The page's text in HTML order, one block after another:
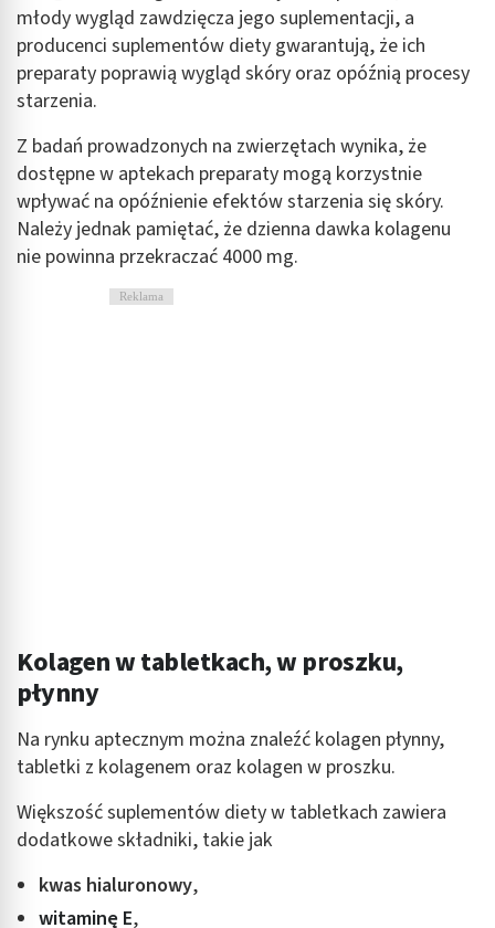
młody wygląd zawdzięcza jego suplementacji, a
producenci suplementów diety gwarantują, że ich
preparaty poprawią wygląd skóry oraz opóźnią procesy
starzenia.
Z badań prowadzonych na zwierzętach wynika, że
dostępne w aptekach preparaty mogą korzystnie
wpływać na opóźnienie efektów starzenia się skóry.
Należy jednak pamiętać, że dzienna dawka kolagenu
nie powinna przekraczać 4000 mg.
Reklama
Kolagen w tabletkach, w proszku,
płynny
Na rynku aptecznym można znaleźć kolagen płynny,
tabletki z kolagenem oraz kolagen w proszku.
Większość suplementów diety w tabletkach zawiera
dodatkowe składniki, takie jak
kwas hialuronowy,
witaminę E,
Wykorzystywanie ograniczonych danych do
wyboru reklam
Tworzenie profili w celu spersonalizowanych
reklam
Wykorzystanie profili do wyboru
spersonalizowanych reklam
Tworzenie profili w celu personalizacji treści
Wykorzystywanie profili w celu doboru
Identyfikowanie urządzeń na podstawie
aktywnie żądanych informacji
Niezbędne
Reklama / śledzenie